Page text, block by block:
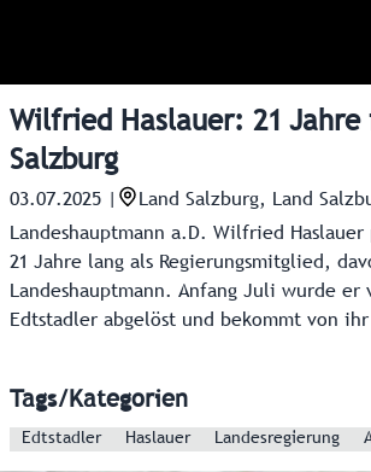
Wilfried Haslauer: 21 Jahre
Salzburg
03.07.2025
Land Salzburg, Land
Landeshauptmann a.D. Wilfried Haslauer
21 Jahre lang als Regierungsmitglied,
Landeshauptmann. Anfang Juli wurde er
Edtstadler abgelöst und bekommt von ihr
Landes Salzburg die höchste
Haslauer-
Tags/Kategorien
Edtstadler Haslauer Landesregierung